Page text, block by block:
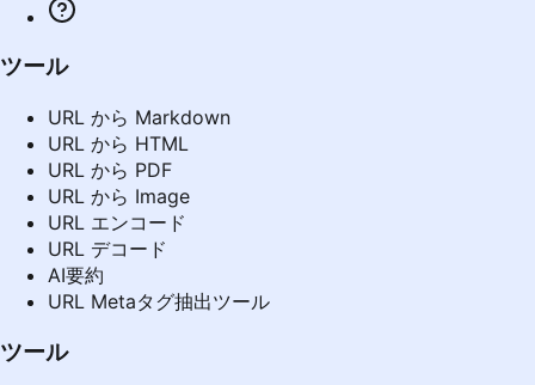
ツール
URL から Markdown
URL から HTML
URL から PDF
URL から Image
URL エンコード
URL デコード
AI要約
URL Metaタグ抽出ツール
ツール